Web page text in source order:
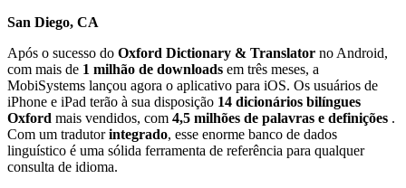
San Diego, CA
Após o sucesso do Oxford Dictionary & Translator no Android,
com mais de 1 milhão de downloads em três meses, a
MobiSystems lançou agora o aplicativo para iOS. Os usuários de
iPhone e iPad terão à sua disposição 14 dicionários bilíngues
Oxford mais vendidos, com 4,5 milhões de palavras e definições .
Com um tradutorintegrado, esse enorme banco de dados
linguístico é uma sólida ferramenta de referência para qualquer
consulta de idioma.